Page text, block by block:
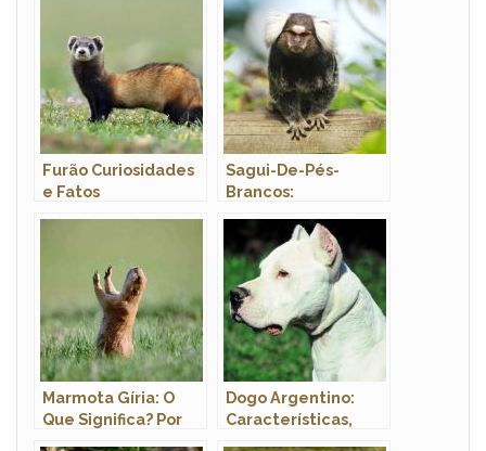
Furão Curiosidades
e Fatos
Sagui-De-Pés-
Brancos:
Nome Científico e
Fotos
Marmota Gíria: O
Que Significa? Por
Dogo Argentino:
Características,